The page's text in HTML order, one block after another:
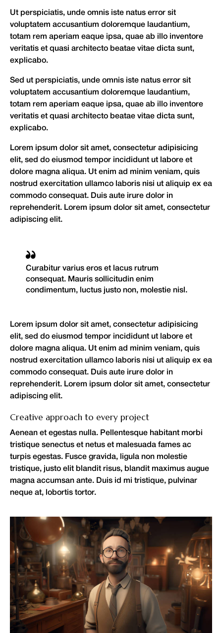
Ut perspiciatis, unde omnis iste natus error sit
voluptatem accusantium doloremque laudantium,
totam rem aperiam eaque ipsa, quae ab illo inventore
veritatis et quasi architecto beatae vitae dicta sunt,
explicabo.
Sed ut perspiciatis, unde omnis iste natus error sit
voluptatem accusantium doloremque laudantium,
totam rem aperiam eaque ipsa, quae ab illo inventore
veritatis et quasi architecto beatae vitae dicta sunt,
explicabo.
Lorem ipsum dolor sit amet, consectetur adipisicing
elit, sed do eiusmod tempor incididunt ut labore et
dolore magna aliqua. Ut enim ad minim veniam, quis
nostrud exercitation ullamco laboris nisi ut aliquip ex ea
commodo consequat. Duis aute irure dolor in
reprehenderit. Lorem ipsum dolor sit amet, consectetur
adipiscing elit.
Curabitur varius eros et lacus rutrum
consequat. Mauris sollicitudin enim
condimentum, luctus justo non, molestie nisl.
Lorem ipsum dolor sit amet, consectetur adipisicing
elit, sed do eiusmod tempor incididunt ut labore et
dolore magna aliqua. Ut enim ad minim veniam, quis
nostrud exercitation ullamco laboris nisi ut aliquip ex ea
commodo consequat. Duis aute irure dolor in
reprehenderit. Lorem ipsum dolor sit amet, consectetur
adipiscing elit.
Creative approach to every project
Aenean et egestas nulla. Pellentesque habitant morbi
tristique senectus et netus et malesuada fames ac
turpis egestas. Fusce gravida, ligula non molestie
tristique, justo elit blandit risus, blandit maximus augue
magna accumsan ante. Duis id mi tristique, pulvinar
neque at, lobortis tortor.